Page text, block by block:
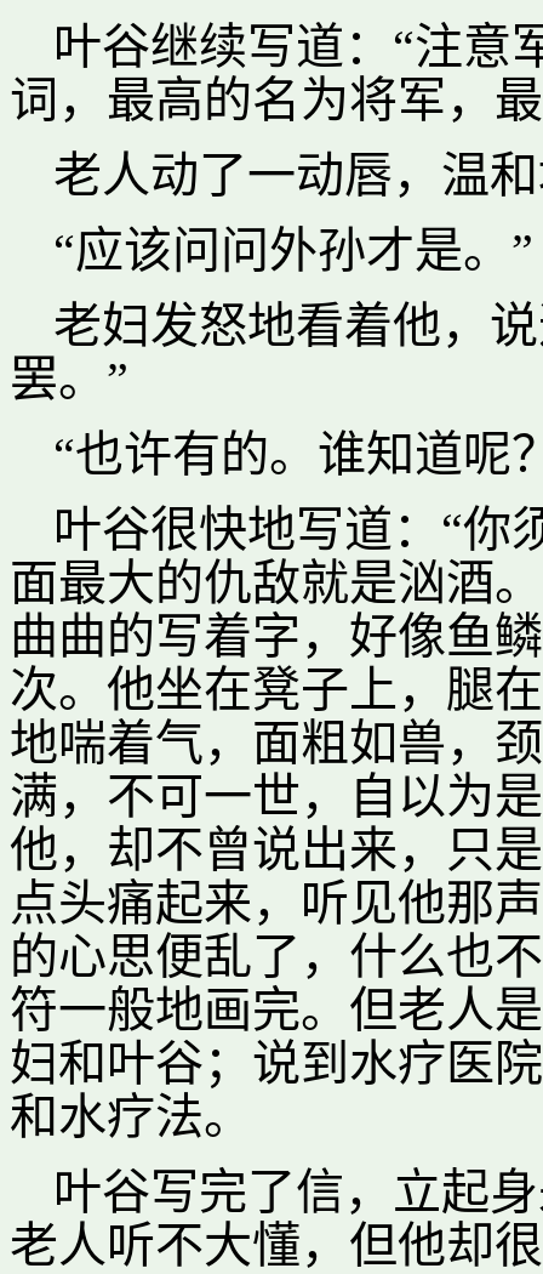
叶谷继续写道：“注意
词，最高的名为将军，
老人动了一动唇，温
“应该问问外孙才是。”
老妇发怒地看着他，
罢。”
“也许有的。谁知道呢
叶谷很快地写道：“你
面最大的仇敌就是汹酒
曲曲的写着字，好像鱼
次。他坐在凳子上，腿
地喘着气，面粗如兽，
满，不可一世，自以为
他，却不曾说出来，只
点头痛起来，听见他那
的心思便乱了，什么也
符一般地画完。但老人
妇和叶谷；说到水疗医
和水疗法。
叶谷写完了信，立起
老人听不大懂，但他却